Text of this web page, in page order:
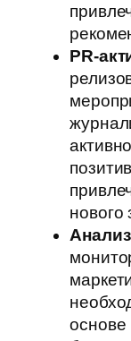
PR-
нового